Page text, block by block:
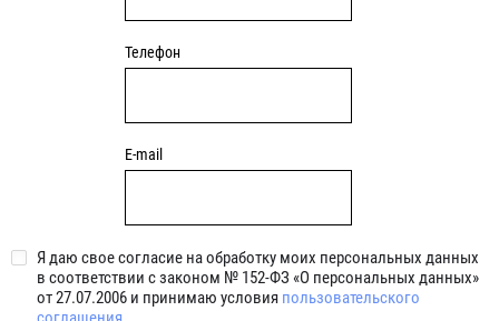
внешним — 12 мм. Исполнение корпуса цилиндрическое
Телефон
E-mail
Я даю свое согласие на обработку моих персональных данных
в соответствии с законом № 152-ФЗ «О персональных данных»
от 27.07.2006 и принимаю условия пользовательского